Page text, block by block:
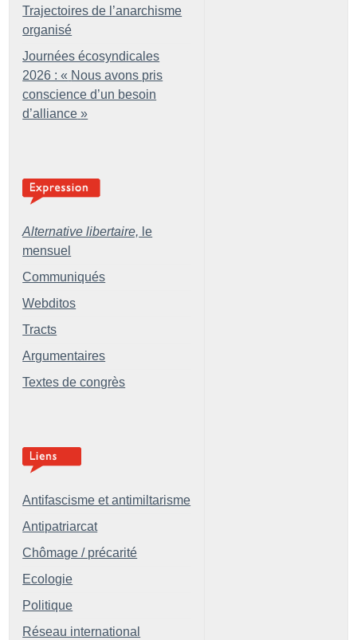
Trajectoires de l’anarchisme
organisé
Journées écosyndicales
2026 : « Nous avons pris
conscience d’un besoin
d’alliance »
Alternative libertaire, le
mensuel
Communiqués
Webditos
Tracts
Argumentaires
Textes de congrès
Antifascisme et antimiltarisme
Antipatriarcat
Chômage / précarité
Ecologie
Politique
Réseau international